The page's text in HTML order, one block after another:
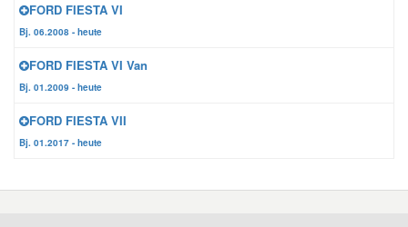
FORD FIESTA VI
Bj. 06.2008 - heute
FORD FIESTA VI Van
Bj. 01.2009 - heute
FORD FIESTA VII
Bj. 01.2017 - heute
Jeep Ersatzteile